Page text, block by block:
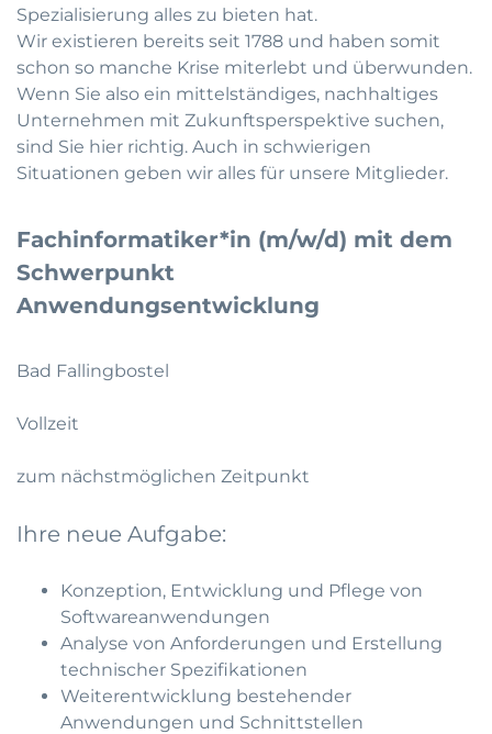
Spezialisierung alles zu bieten hat.
Wir existieren bereits seit 1788 und haben somit
schon so manche Krise miterlebt und überwunden.
Wenn Sie also ein mittelständiges, nachhaltiges
Unternehmen mit Zukunftsperspektive suchen,
sind Sie hier richtig. Auch in schwierigen
Situationen geben wir alles für unsere Mitglieder.
Fachinformatiker*in (m/w/d) mit dem
Schwerpunkt
Anwendungsentwicklung
Bad Fallingbostel
Vollzeit
zum nächstmöglichen Zeitpunkt
Ihre neue Aufgabe:
Konzeption, Entwicklung und Pflege von
Softwareanwendungen
Analyse von Anforderungen und Erstellung
technischer Spezifikationen
Weiterentwicklung bestehender
Anwendungen und Schnittstellen